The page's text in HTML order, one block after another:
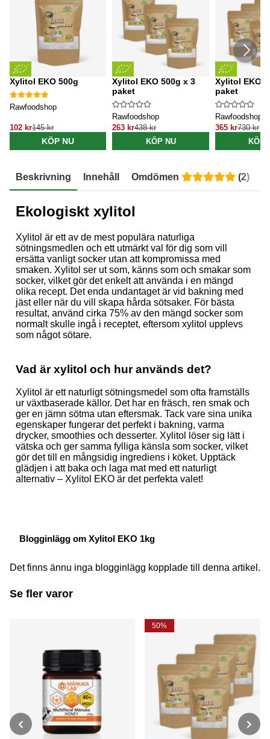
Xylitol EKO 500g
Rawfoodshop
102 kr145 kr
KÖP NU
Xylitol EKO 500g x 3
paket
Rawfoodshop
263 kr438 kr
KÖP NU
Xylitol EKO
paket
Rawfoodshop
365 kr730 kr
KÖP
Beskrivning Innehåll Omdömen (2)
Ekologiskt xylitol
Xylitol är ett av de mest populära naturliga
sötningsmedlen och ett utmärkt val för dig som vill
ersätta vanligt socker utan att kompromissa med
smaken. Xylitol ser ut som, känns som och smakar som
socker, vilket gör det enkelt att använda i en mängd
olika recept. Det enda undantaget är vid bakning med
jäst eller när du vill skapa hårda sötsaker. För bästa
resultat, använd cirka 75% av den mängd socker som
normalt skulle ingå i receptet, eftersom xylitol upplevs
som något sötare.
Vad är xylitol och hur används det?
Xylitol är ett naturligt sötningsmedel som ofta framställs
ur växtbaserade källor. Det har en fräsch, ren smak och
ger en jämn sötma utan eftersmak. Tack vare sina unika
egenskaper fungerar det perfekt i bakning, varma
drycker, smoothies och desserter. Xylitol löser sig lätt i
vätska och ger samma fylliga känsla som socker, vilket
gör det till en mångsidig ingrediens i köket. Upptäck
glädjen i att baka och laga mat med ett naturligt
alternativ – Xylitol EKO är det perfekta valet!
Blogginlägg om Xylitol EKO 1kg
Det finns ännu inga blogginlägg kopplade till denna artikel.
Se fler varor
50%